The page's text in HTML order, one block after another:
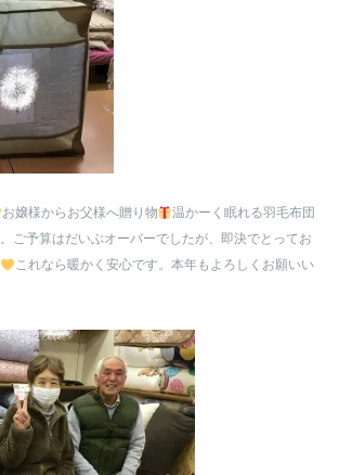
お嬢様からお父様へ贈り物
温かーく眠れる羽毛布団
ご予算はだいぶオーバーでしたが、即決でとってお
これなら暖かく安心です。本年もよろしくお願いい